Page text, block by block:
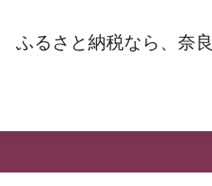
ふるさと納税なら、奈良